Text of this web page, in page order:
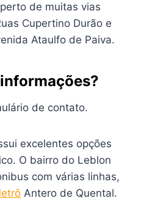
de muitas vias
Cupertino Durão e
Ataulfo de Paiva.
de contato.
excelentes opções
O bairro do Leblon
com várias linhas,
Antero de Quental.